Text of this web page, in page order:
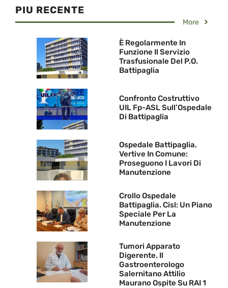
PIU RECENTE
More
È Regolarmente In
Funzione Il Servizio
Trasfusionale Del P.O.
Battipaglia
Confronto Costruttivo
UIL Fp-ASL Sull’Ospedale
Di Battipaglia
Ospedale Battipaglia.
Vertive In Comune:
Proseguono I Lavori Di
Manutenzione
Crollo Ospedale
Battipaglia. Cisl: Un Piano
Speciale Per La
Manutenzione
Tumori Apparato
Digerente. Il
Gastroenterologo
Salernitano Attilio
Maurano Ospite Su RAI 1